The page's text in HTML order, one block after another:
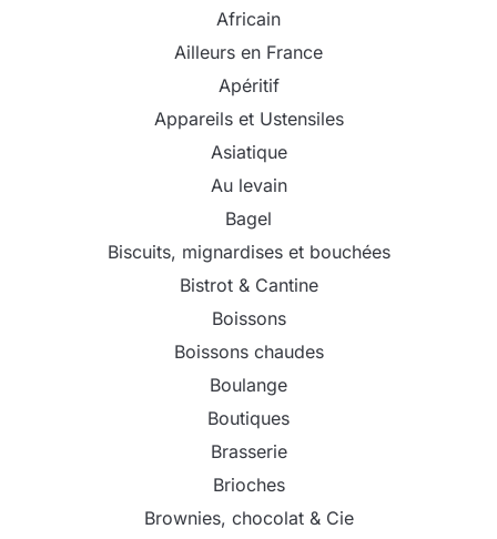
Africain
Ailleurs en France
Apéritif
Appareils et Ustensiles
Asiatique
Au levain
Bagel
Biscuits, mignardises et bouchées
Bistrot & Cantine
Boissons
Boissons chaudes
Boulange
Boutiques
Brasserie
Brioches
Brownies, chocolat & Cie